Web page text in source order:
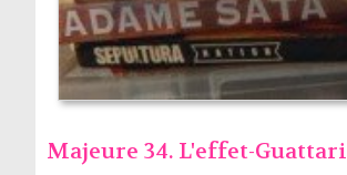
Majeure 34. L'effet-Guattari